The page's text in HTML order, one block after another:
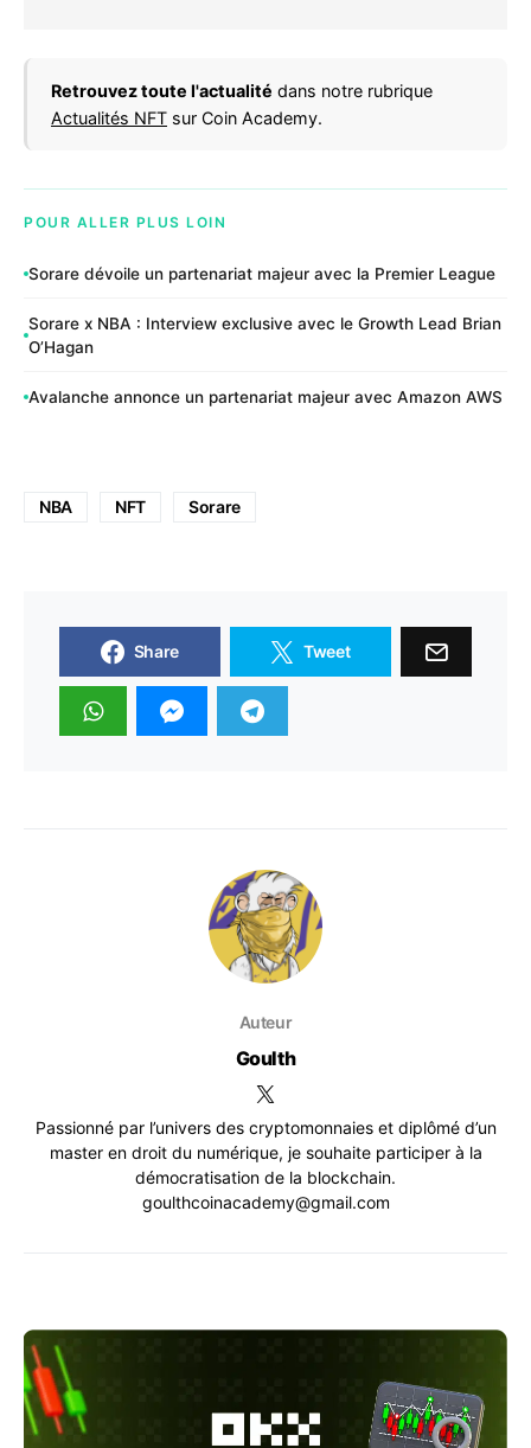
Retrouvez toute l'actualité dans notre rubrique
Actualités NFT sur Coin Academy.
POUR ALLER PLUS LOIN
Sorare dévoile un partenariat majeur avec la Premier League
Sorare x NBA : Interview exclusive avec le Growth Lead Brian
O’Hagan
Avalanche annonce un partenariat majeur avec Amazon AWS
NBA NFT Sorare
Share Tweet
Auteur
Goulth
Passionné par l’univers des cryptomonnaies et diplômé d’un
master en droit du numérique, je souhaite participer à la
démocratisation de la blockchain.
goulthcoinacademy@gmail.com